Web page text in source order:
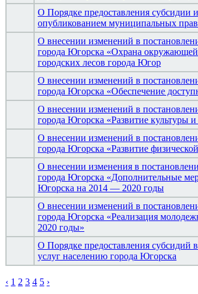
О Порядке предоставления субсидии
опубликованием муниципальных
О внесении изменений в
города Югорска «Охрана окружающей
городских лесов города Югор
О внесении изменений в
города Югорска «Обеспечение
О внесении изменений в
города Югорска «Развитие культуры
О внесении изменений в
города Югорска «Развитие
О внесении изменения в
города Югорска «Дополнительные
Югорска на 2014 — 2020 годы
О внесении изменений в
города Югорска «Реализация
2020 годы»
О Порядке предоставления
услуг населению города Югорска
‹ 1 2 3 4 5 ›